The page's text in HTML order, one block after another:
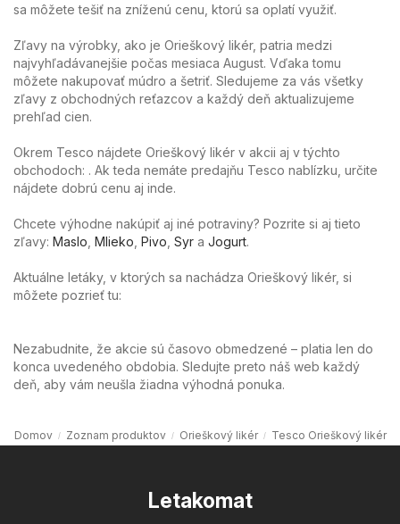
sa môžete tešiť na zníženú cenu, ktorú sa oplatí využiť.
Zľavy na výrobky, ako je Orieškový likér, patria medzi
najvyhľadávanejšie počas mesiaca August. Vďaka tomu
môžete nakupovať múdro a šetriť. Sledujeme za vás všetky
zľavy z obchodných reťazcov a každý deň aktualizujeme
prehľad cien.
Okrem Tesco nájdete Orieškový likér v akcii aj v týchto
obchodoch: . Ak teda nemáte predajňu Tesco nablízku, určite
nájdete dobrú cenu aj inde.
Chcete výhodne nakúpiť aj iné potraviny? Pozrite si aj tieto
zľavy: Maslo Mlieko Pivo Syr a Jogurt.
Aktuálne letáky, v ktorých sa nachádza Orieškový likér, si
môžete pozrieť tu:
Nezabudnite, že akcie sú časovo obmedzené – platia len do
konca uvedeného obdobia. Sledujte preto náš web každý
deň, aby vám neušla žiadna výhodná ponuka.
Domov Zoznam produktov Orieškový likér Tesco Orieškový likér
Letakomat